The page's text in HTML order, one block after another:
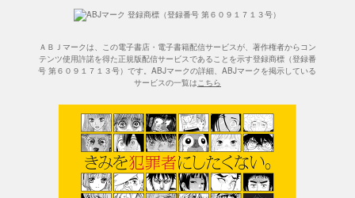
ＡＢＪマークは、この電子書店・電子書籍配信サービスが、著作権者からコン
テンツ使用許諾を得た正規版配信サービスであることを示す登録商標（登録番
号 第６０９１７１３号）です。ABJマークの詳細、ABJマークを掲示している
サービスの一覧はこちら